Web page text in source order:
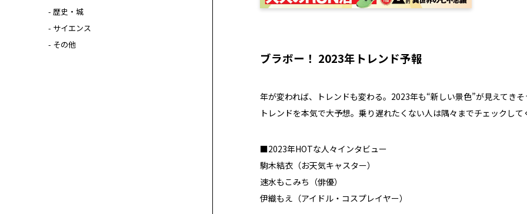
ブラボー！ 2023年トレンド予報
年が変われば、トレンドも変わる。2023年も“新しい景色”が見えてき
トレンドを本気で大予想。乗り遅れたくない人は隅々までチェック
■2023年HOTな人々インタビュー
駒木結衣（お天気キャスター）
速水もこみち（俳優）
伊織もえ（アイドル・コスプレイヤー）
- 歴史・城
- サイエンス
- その他